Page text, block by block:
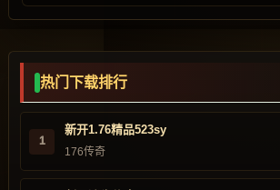
热门下载排行
1
新开1.76精品523sy
176传奇